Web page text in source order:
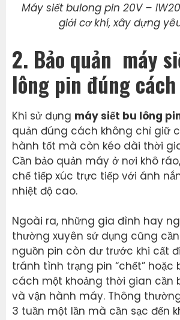
Máy siết bulong pin 20V –
giới cơ khí, xây dựng
2. Bảo quản máy
lông pin đúng cách
Khi sử dụng máy siết bu lông
quản đúng cách không chỉ giữ
hành tốt mà còn kéo dài thời
Cần bảo quản máy ở nơi khô
chế tiếp xúc trực tiếp với ánh
nhiệt độ cao.
Ngoài ra, những gia đình hay
thường xuyên sử dụng cũng
nguồn pin còn dư trước khi cất
tránh tình trạng pin “chết” hoặc
cách một khoảng thời gian cần
và vận hành máy. Thông
3 tuần một lần mà cần sạc đến